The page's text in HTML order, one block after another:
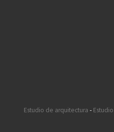
Estudio de arquitectura -